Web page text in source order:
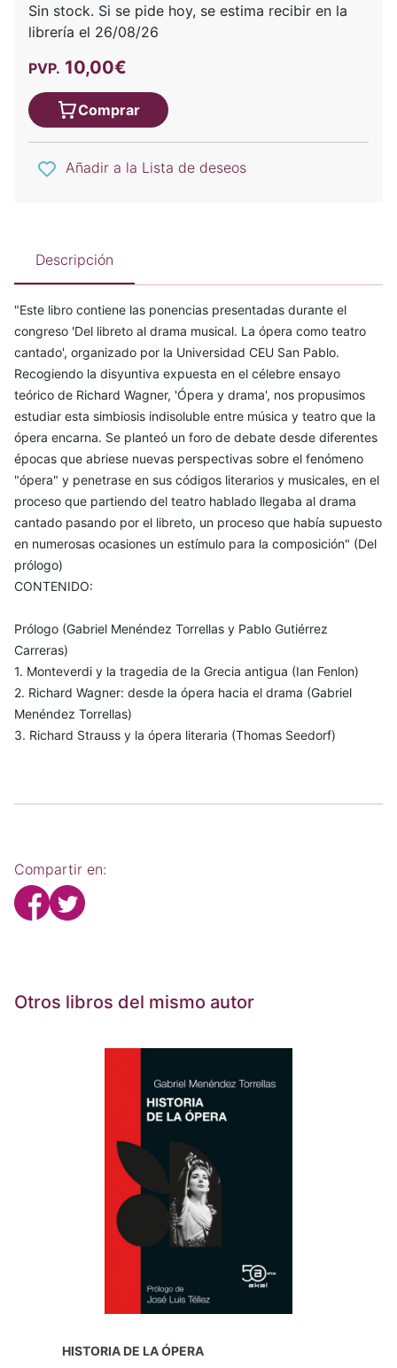
Sin stock. Si se pide hoy, se estima recibir en la
librería el 26/08/26
PVP. 10,00€
Comprar
Añadir a la Lista de deseos
Descripción
"Este libro contiene las ponencias presentadas durante el
congreso 'Del libreto al drama musical. La ópera como teatro
cantado', organizado por la Universidad CEU San Pablo.
Recogiendo la disyuntiva expuesta en el célebre ensayo
teórico de Richard Wagner, 'Ópera y drama', nos propusimos
estudiar esta simbiosis indisoluble entre música y teatro que la
ópera encarna. Se planteó un foro de debate desde diferentes
épocas que abriese nuevas perspectivas sobre el fenómeno
"ópera" y penetrase en sus códigos literarios y musicales, en el
proceso que partiendo del teatro hablado llegaba al drama
cantado pasando por el libreto, un proceso que había supuesto
en numerosas ocasiones un estímulo para la composición" (Del
prólogo)
CONTENIDO:
Prólogo (Gabriel Menéndez Torrellas y Pablo Gutiérrez
Carreras)
1. Monteverdi y la tragedia de la Grecia antigua (Ian Fenlon)
2. Richard Wagner: desde la ópera hacia el drama (Gabriel
Menéndez Torrellas)
3. Richard Strauss y la ópera literaria (Thomas Seedorf)
Compartir en:
Otros libros del mismo autor
HISTORIA DE LA ÓPERA